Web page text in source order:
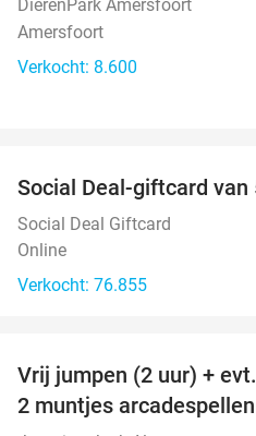
DierenPark Amersfoort
Amersfoort
Verkocht: 8.600
Social Deal-giftcard van
Social Deal Giftcard
Online
Verkocht: 76.855
Vrij jumpen (2 uur) +
2 muntjes arcadespellen